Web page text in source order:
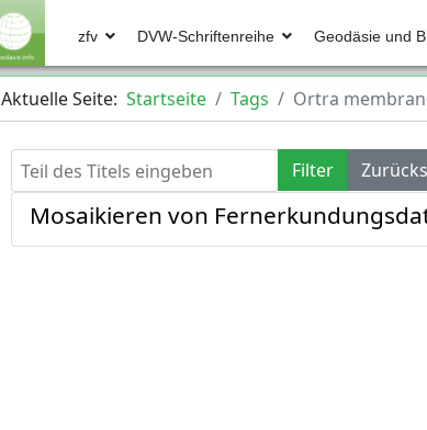
zfv DVW-Schriftenreihe Geodäsie und
Aktuelle Seite: Startseite Tags Ortra
Teil des Titels eingeben Filter
Mosaikieren von